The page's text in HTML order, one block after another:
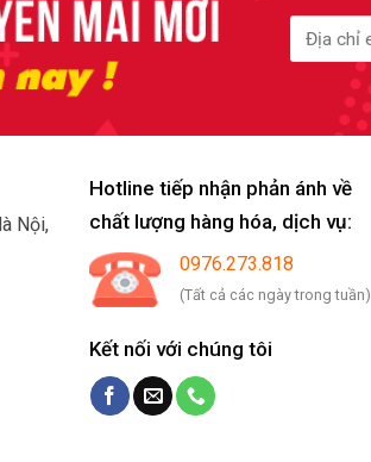
Nội,
Hotline tiếp nhận phản ánh về
chất lượng hàng hóa, dịch vụ:
0976.273.818
(Tất cả các ngày trong tuần)
Kết nối với chúng tôi